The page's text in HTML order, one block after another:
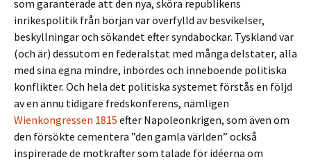
som garanterade att den nya, sköra republikens
inrikespolitik från början var överfylld av besvikelser,
beskyllningar och sökandet efter syndabockar. Tyskland var
(och är) dessutom en federalstat med många delstater, alla
med sina egna mindre, inbördes och inneboende politiska
konflikter. Och hela det politiska systemet förstås en följd
av en ännu tidigare fredskonferens, nämligen
Wienkongressen 1815 efter Napoleonkrigen, som även om
den försökte cementera ”den gamla världen” också
inspirerade de motkrafter som talade för idéerna om